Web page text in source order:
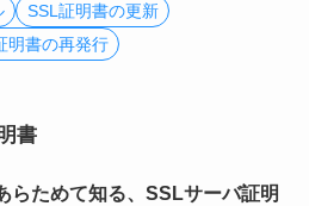
SSL証明書の更新
明書の再発行
書
らためて知る、SSLサーバ証明